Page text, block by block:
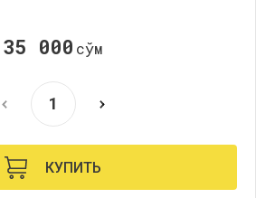
35 000 сўм
КУПИТЬ